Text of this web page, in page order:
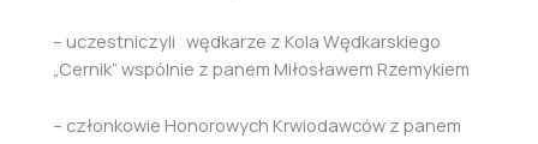
– uczestniczyli wędkarze z Kola Wędkarskiego
„Cernik” wspólnie z panem Miłosławem Rzemykiem
– członkowie Honorowych Krwiodawców z panem